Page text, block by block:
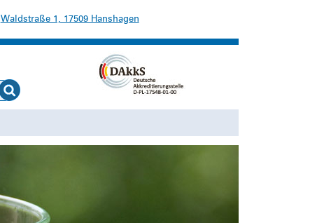
Waldstraße 1, 17509 Hanshagen